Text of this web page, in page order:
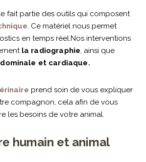
fait partie des outils qui composent
. Ce matériel nous permet
en temps réel.Nos interventions
la radiographie, ainsi que
et cardiaque.
prend soin de vous expliquer
compagnon, cela afin de vous
les besoins de votre animal.
humain et animal